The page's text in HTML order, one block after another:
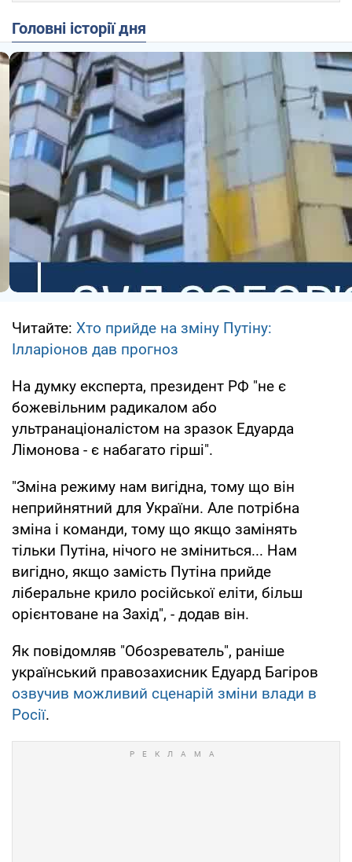
Головні історії дня
Читайте: Хто прийде на зміну Путіну:
Ілларіонов дав прогноз
На думку експерта, президент РФ "не є
божевільним радикалом або
ультранаціоналістом на зразок Едуарда
Лімонова - є набагато гірші".
"Зміна режиму нам вигідна, тому що він
неприйнятний для України. Але потрібна
зміна і команди, тому що якщо замінять
тільки Путіна, нічого не зміниться... Нам
вигідно, якщо замість Путіна прийде
ліберальне крило російської еліти, більш
орієнтоване на Захід", - додав він.
Як повідомляв "Обозреватель", раніше
український правозахисник Едуард Багіров
озвучив можливий сценарій зміни влади в
Росії.